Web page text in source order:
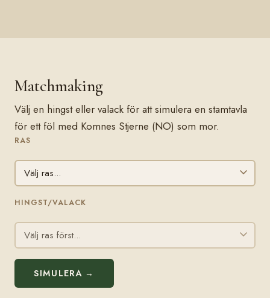
Matchmaking
Välj en hingst eller valack för att simulera en stamtavla
för ett föl med Komnes Stjerne (NO) som mor.
RAS
HINGST/VALACK
SIMULERA →